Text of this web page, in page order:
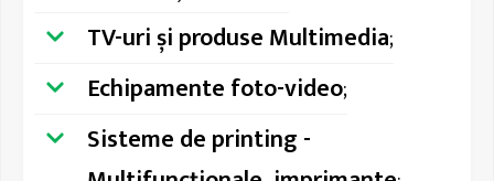
TV-uri și produse Multimedia;
Echipamente foto-video;
Sisteme de printing -